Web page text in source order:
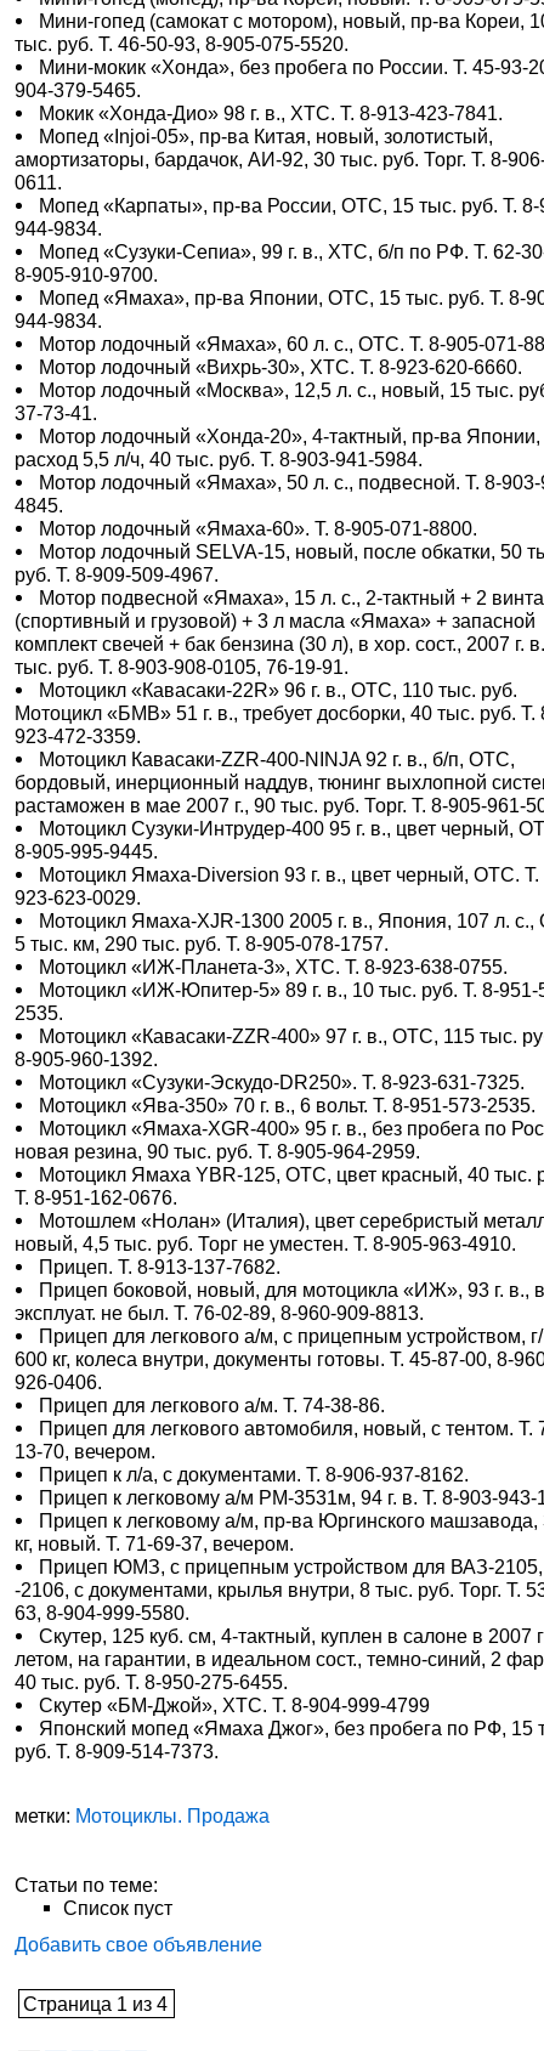
Мини-гопед (самокат с мотором), новый, пр-ва Кореи,
тыс. руб. Т. 46-50-93, 8-905-075-5520.
Мини-мокик «Хонда», без пробега по России. Т. 45-93-
904-379-5465.
Мокик «Хонда-Дио» 98 г. в., ХТС. Т. 8-913-423-7841.
Мопед «Injоi-05», пр-ва Китая, новый, золотистый,
амортизаторы, бардачок, АИ-92, 30 тыс. руб. Торг. Т. 8-
0611.
Мопед «Карпаты», пр-ва России, ОТС, 15 тыс. руб. Т. 8-
944-9834.
Мопед «Сузуки-Сепиа», 99 г. в., ХТС, б/п по РФ. Т. 62-
8-905-910-9700.
Мопед «Ямаха», пр-ва Японии, ОТС, 15 тыс. руб. Т. 8-
944-9834.
Мотор лодочный «Ямаха», 60 л. с., ОТС. Т. 8-905-071-
Мотор лодочный «Вихрь-30», ХТС. Т. 8-923-620-6660.
Мотор лодочный «Москва», 12,5 л. с., новый, 15 тыс.
37-73-41.
Мотор лодочный «Хонда-20», 4-тактный, пр-ва Японии,
расход 5,5 л/ч, 40 тыс. руб. Т. 8-903-941-5984.
Мотор лодочный «Ямаха», 50 л. с., подвесной. Т. 8-
4845.
Мотор лодочный «Ямаха-60». Т. 8-905-071-8800.
Мотор лодочный SELVA-15, новый, после обкатки, 50
руб. Т. 8-909-509-4967.
Мотор подвесной «Ямаха», 15 л. с., 2-тактный + 2 винта
(спортивный и грузовой) + 3 л масла «Ямаха» + запасной
комплект свечей + бак бензина (30 л), в хор. сост., 2007 г.
тыс. руб. Т. 8-903-908-0105, 76-19-91.
Мотоцикл «Кавасаки-22R» 96 г. в., ОТС, 110 тыс. руб.
Мотоцикл «БМВ» 51 г. в., требует досборки, 40 тыс. руб. Т.
923-472-3359.
Мотоцикл Кавасаки-ZZR-400-NINJA 92 г. в., б/п, ОТС,
бордовый, инерционный наддув, тюнинг выхлопной
растаможен в мае 2007 г., 90 тыс. руб. Торг. Т. 8-905-961-
Мотоцикл Сузуки-Интрудер-400 95 г. в., цвет черный,
8-905-995-9445.
Мотоцикл Ямаха-Diversion 93 г. в., цвет черный, ОТС. Т.
923-623-0029.
Мотоцикл Ямаха-XJR-1300 2005 г. в., Япония, 107 л.
5 тыс. км, 290 тыс. руб. Т. 8-905-078-1757.
Мотоцикл «ИЖ-Планета-3», ХТС. Т. 8-923-638-0755.
Мотоцикл «ИЖ-Юпитер-5» 89 г. в., 10 тыс. руб. Т. 8-951-
2535.
Мотоцикл «Кавасаки-ZZR-400» 97 г. в., ОТС, 115 тыс.
8-905-960-1392.
Мотоцикл «Сузуки-Эскудо-DR250». Т. 8-923-631-7325.
Мотоцикл «Ява-350» 70 г. в., 6 вольт. Т. 8-951-573-2535.
Мотоцикл «Ямаха-ХGR-400» 95 г. в., без пробега по
новая резина, 90 тыс. руб. Т. 8-905-964-2959.
Мотоцикл Ямаха YBR-125, ОТС, цвет красный, 40 тыс.
Т. 8-951-162-0676.
Мотошлем «Нолан» (Италия), цвет серебристый
новый, 4,5 тыс. руб. Торг не уместен. Т. 8-905-963-4910.
Прицеп. Т. 8-913-137-7682.
Прицеп боковой, новый, для мотоцикла «ИЖ», 93 г. в.,
эксплуат. не был. Т. 76-02-89, 8-960-909-8813.
Прицеп для легкового а/м, с прицепным устройством,
600 кг, колеса внутри, документы готовы. Т. 45-87-00, 8-
926-0406.
Прицеп для легкового а/м. Т. 74-38-86.
Прицеп для легкового автомобиля, новый, с тентом. Т.
13-70, вечером.
Прицеп к л/а, с документами. Т. 8-906-937-8162.
Прицеп к легковому а/м РМ-3531м, 94 г. в. Т. 8-903-943-
Прицеп к легковому а/м, пр-ва Юргинского машзавода,
кг, новый. Т. 71-69-37, вечером.
Прицеп ЮМЗ, с прицепным устройством для ВАЗ-2105,
-2106, с документами, крылья внутри, 8 тыс. руб. Торг. Т.
63, 8-904-999-5580.
Скутер, 125 куб. см, 4-тактный, куплен в салоне в 2007
летом, на гарантии, в идеальном сост., темно-синий, 2
40 тыс. руб. Т. 8-950-275-6455.
Скутер «БМ-Джой», ХТС. Т. 8-904-999-4799
Японский мопед «Ямаха Джог», без пробега по РФ, 15
руб. Т. 8-909-514-7373.
метки: Мотоциклы. Продажа
Статьи по теме:
Список пуст
Добавить свое объявление
Страница 1 из 4